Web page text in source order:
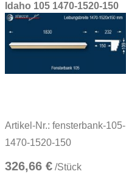
Idaho 105 1470-1520-150
Artikel-Nr.: fensterbank-105-
1470-1520-150
326,66 € /Stück